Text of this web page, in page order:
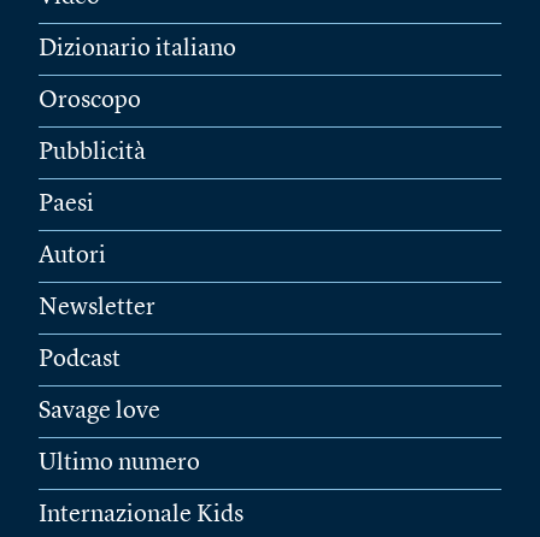
Dizionario italiano
Oroscopo
Pubblicità
Paesi
Autori
Newsletter
Podcast
Savage love
Ultimo numero
Internazionale Kids